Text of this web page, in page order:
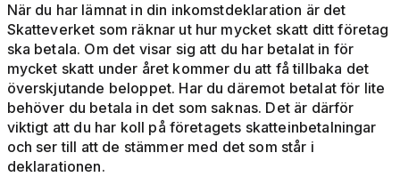
När du har lämnat in din inkomstdeklaration är det
Skatteverket som räknar ut hur mycket skatt ditt företag
ska betala. Om det visar sig att du har betalat in för
mycket skatt under året kommer du att få tillbaka det
överskjutande beloppet. Har du däremot betalat för lite
behöver du betala in det som saknas. Det är därför
viktigt att du har koll på företagets skatteinbetalningar
och ser till att de stämmer med det som står i
deklarationen.